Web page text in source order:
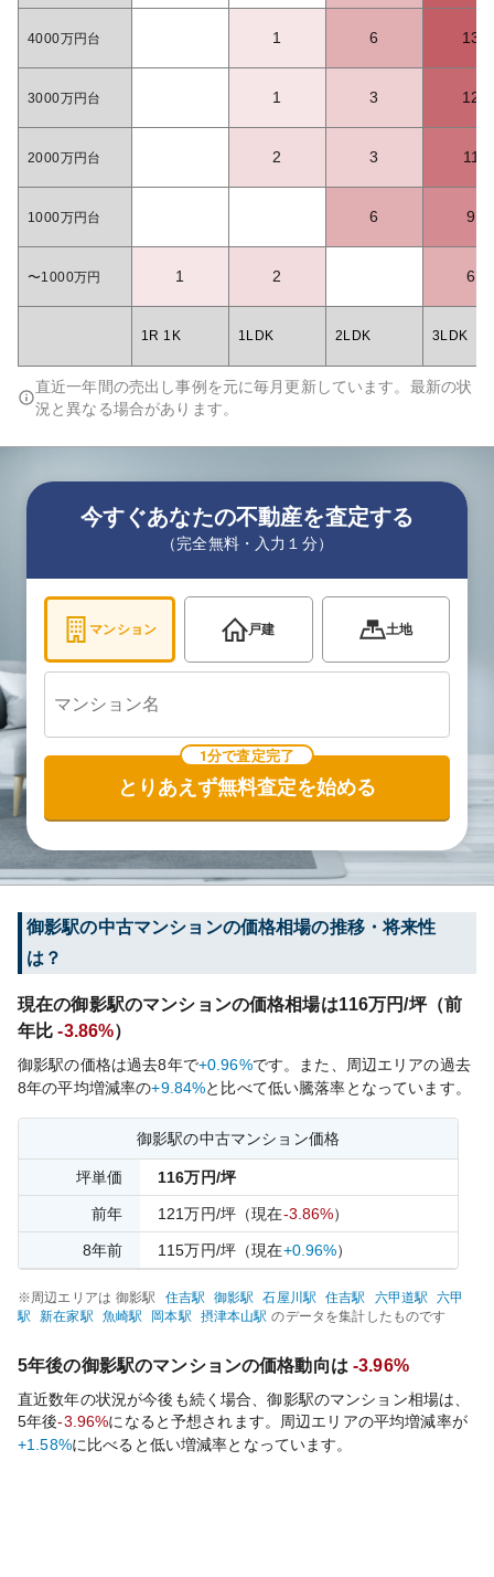
4000万円台 1 6 13
3000万円台 1 3 12
2000万円台 2 3 11
1000万円台 6 9
〜1000万円 1 2 6
1R 1K 1LDK 2LDK 3LDK
直近一年間の売出し事例を元に毎月更新しています。最新の状
況と異なる場合があります。
今すぐあなたの不動産を査定する
（完全無料・入力１分）
マンション 戸建 土地
1分で査定完了
とりあえず無料査定を始める
御影駅の中古マンションの価格相場の推移・将来性
は？
現在の御影駅のマンションの価格相場は116万円/坪（前
年比 -3.86%）
御影駅の価格は過去8年で+0.96%です。
また、周辺エリアの過去
8年の平均増減率の+9.84%と比べて低い騰落率となっています。
御影駅の中古マンション価格
坪単価 116万円/坪
前年 121万円/坪 （現在-3.86%）
8年前 115万円/坪 （現在+0.96%）
※周辺エリアは 御影駅 住吉駅 御影駅 石屋川駅 住吉駅 六甲道駅
六甲
駅
新在家駅 魚崎駅 岡本駅 摂津本山駅 のデータを集計したものです
5年後の御影駅のマンションの価格動向は -3.96%
直近数年の状況が今後も続く場合、御影駅のマンション相場は、
5年後-3.96%になると予想されます。周辺エリアの平均増減率が
+1.58%に比べると低い増減率となっています。